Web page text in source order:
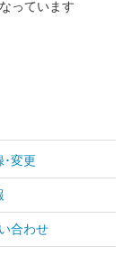
っています
･変更
合わせ